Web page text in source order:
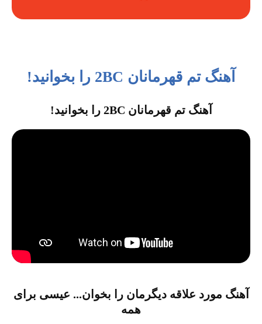
آهنگ تم قهرمانان 2BC را بخوانید!
آهنگ تم قهرمانان 2BC را بخوانید!
آهنگ مورد علاقه دیگرمان را بخوان... عیسی برای
همه